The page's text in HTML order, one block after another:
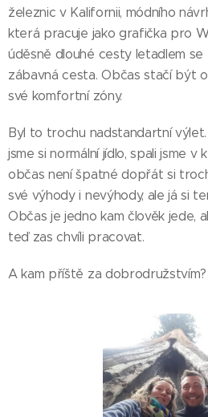
železnic v Kalifornii, módního
která pracuje jako grafička pro
úděsně dlouhé cesty letadlem se
zábavná cesta. Občas stačí být
své komfortní zóny.
Byl to trochu nadstandartní výlet.
jsme si normální jídlo, spali jsme v
občas není špatné dopřát si
své výhody i nevýhody, ale já si
Občas je jedno kam člověk jede,
teď zas chvíli pracovat.
A kam příště za dobrodružstvím?